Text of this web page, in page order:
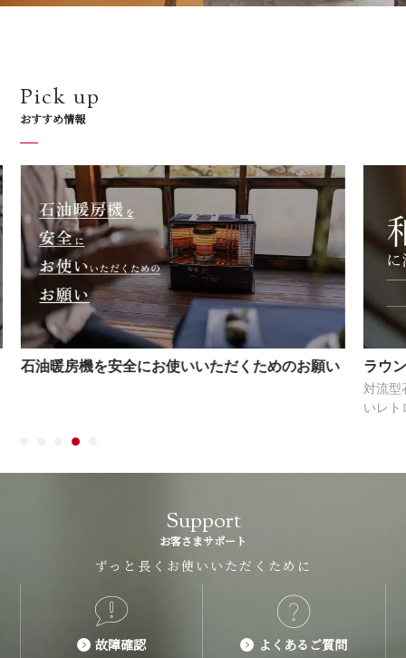
Pick up
おすすめ情報
石油暖房機を安全にお使いいただくためのお願い ラウ
対流型
いレト
Support
お客さまサポート
ずっと長くお使いいただくために
故障確認 よくあるご質問